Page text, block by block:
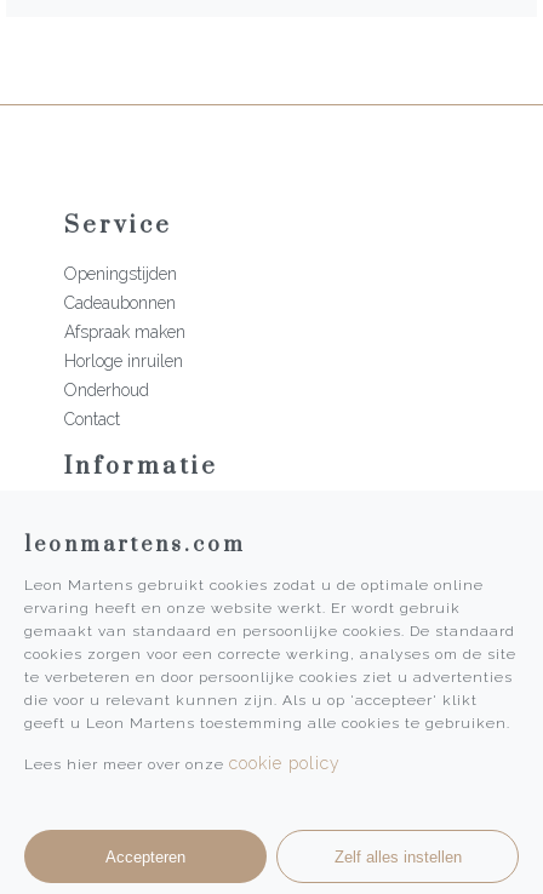
Service
Openingstijden
Cadeaubonnen
Afspraak maken
Horloge inruilen
Onderhoud
Contact
Informatie
Historie
Algemene voorwaarden
Privacy Policy
Pers
Leon Martens
Leon Martens Juwelier
leonmartens.com
Leon Martens gebruikt cookies zodat u de optimale online
ervaring heeft en onze website werkt. Er wordt gebruik
gemaakt van standaard en persoonlijke cookies. De standaard
cookies zorgen voor een correcte werking, analyses om de site
te verbeteren en door persoonlijke cookies ziet u advertenties
die voor u relevant kunnen zijn. Als u op 'accepteer' klikt
geeft u Leon Martens toestemming alle cookies te gebruiken.
Lees hier meer over onze cookie policy
Accepteren Zelf alles instellen